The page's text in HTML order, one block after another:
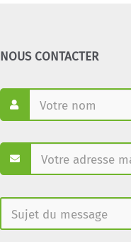
NOUS CONTACTER